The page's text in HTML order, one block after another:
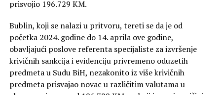
prisvojio 196.729 KM.
Bublin, koji se nalazi u pritvoru, tereti se da je od
početka 2024. godine do 14. aprila ove godine,
obavljajući poslove referenta specijaliste za izvršenje
krivičnih sankcija i evidenciju privremeno oduzetih
predmeta u Sudu BiH, nezakonito iz više krivičnih
predmeta prisvajao novac u različitim valutama u